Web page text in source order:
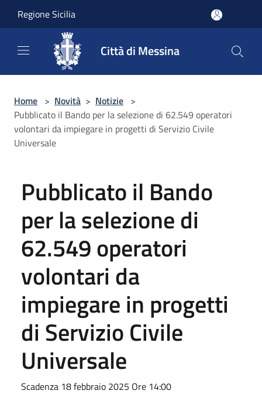
Regione Sicilia
Città di Messina
Home > Novità > Notizie >
Pubblicato il Bando per la selezione di 62.549 operatori
volontari da impiegare in progetti di Servizio Civile
Universale
Pubblicato il Bando
per la selezione di
62.549 operatori
volontari da
impiegare in progetti
di Servizio Civile
Universale
Scadenza 18 febbraio 2025 Ore 14:00